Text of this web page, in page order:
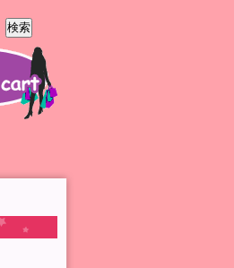
検索